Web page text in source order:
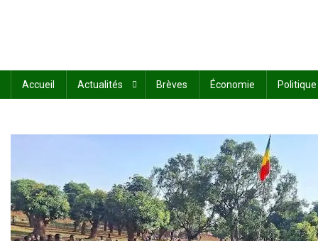
Accueil Actualités Brèves Économie Politique